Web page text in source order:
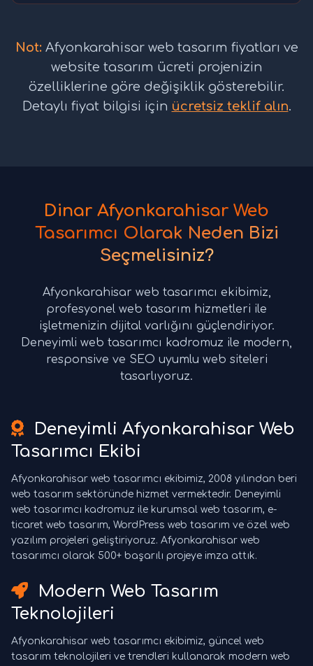
Not:Afyonkarahisar web tasarım fiyatları ve
website tasarım ücreti projenizin
özelliklerine göre değişiklik gösterebilir.
Detaylı fiyat bilgisi için ücretsiz teklif alın.
Dinar Afyonkarahisar Web
Tasarımcı Olarak Neden Bizi
Seçmelisiniz?
Afyonkarahisar web tasarımcı ekibimiz,
profesyonel web tasarım hizmetleri ile
işletmenizin dijital varlığını güçlendiriyor.
Deneyimli web tasarımcı kadromuz ile modern,
responsive ve SEO uyumlu web siteleri
tasarlıyoruz.
Deneyimli Afyonkarahisar Web
Tasarımcı Ekibi
Afyonkarahisar web tasarımcı ekibimiz, 2008 yılından beri
web tasarım sektöründe hizmet vermektedir. Deneyimli
web tasarımcı kadromuz ile kurumsal web tasarım, e-
ticaret web tasarım, WordPress web tasarım ve özel web
yazılım projeleri geliştiriyoruz. Afyonkarahisar web
tasarımcı olarak 500+ başarılı projeye imza attık.
Modern Web Tasarım
Teknolojileri
Afyonkarahisar web tasarımcı ekibimiz, güncel web
tasarım teknolojileri ve trendleri kullanarak modern web